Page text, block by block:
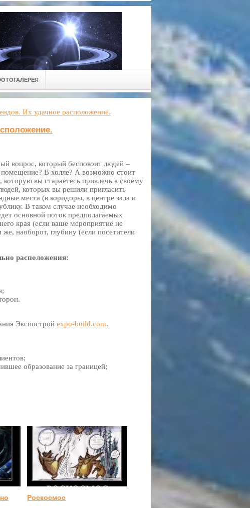
Их удачное расположение.
вопрос, который беспокоит людей –
помещение? В холле? А возможно стоит
вы стараетесь привлечь к своему
которых вы решили пригласить
места (в коридоры, в центре зала и
В таком случае необходимо
основной поток предполагаемых
края (если ваше мероприятие не
наоборот, глубину (если посетители
расположения:
Экспострой expo-build.com.
образование за границей;
Роскосмос